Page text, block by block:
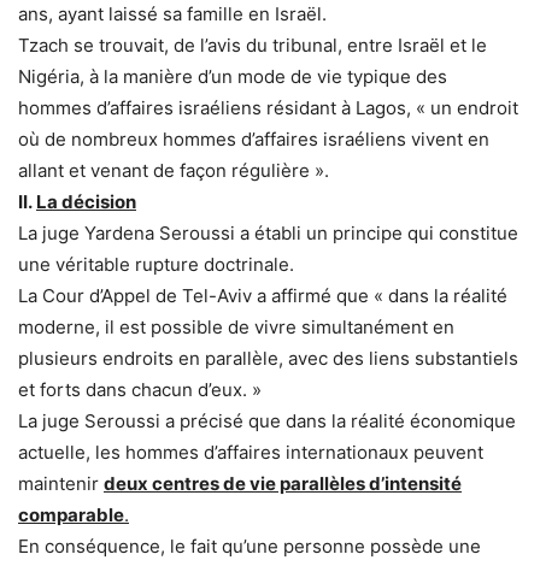
ans, ayant laissé sa famille en Israël.
Tzach se trouvait, de l’avis du tribunal, entre Israël et le
Nigéria, à la manière d’un mode de vie typique des
hommes d’affaires israéliens résidant à Lagos, « un endroit
où de nombreux hommes d’affaires israéliens vivent en
allant et venant de façon régulière ».
II. La décision
La juge Yardena Seroussi a établi un principe qui constitue
une véritable rupture doctrinale.
La Cour d’Appel de Tel-Aviv a affirmé que « dans la réalité
moderne, il est possible de vivre simultanément en
plusieurs endroits en parallèle, avec des liens substantiels
et forts dans chacun d’eux. »
La juge Seroussi a précisé que dans la réalité économique
actuelle, les hommes d’affaires internationaux peuvent
maintenir deux centres de vie parallèles d’intensité
comparable.
En conséquence, le fait qu’une personne possède une